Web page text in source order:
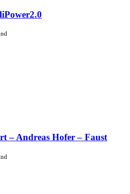
– Andreas Hofer – Faust